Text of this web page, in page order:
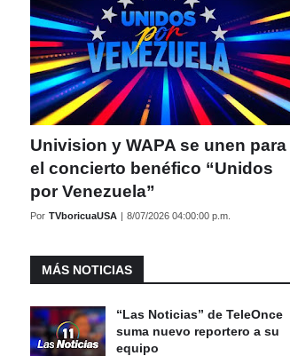
Univision y WAPA se unen para
el concierto benéfico “Unidos
por Venezuela”
Por TVboricuaUSA | 8/07/2026 04:00:00 p.m.
MÁS NOTICIAS
“Las Noticias” de TeleOnce
suma nuevo reportero a su
equipo